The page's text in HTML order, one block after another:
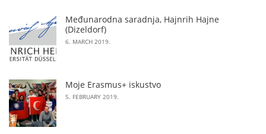
Međunarodna saradnja, Hajnrih Hajne
(Dizeldorf)
6. MARCH 2019.
Moje Erasmus+ iskustvo
5. FEBRUARY 2019.